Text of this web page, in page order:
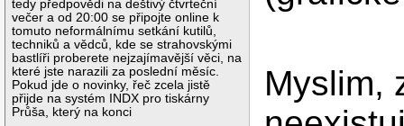
tedy předpovědi na deštivý čtvrteční
večer a od 20:00 se připojte online k
tomuto neformálnímu setkání kutilů,
techniků a vědců, kde se strahovskými
bastlíři proberete nejzajímavější věci, na
které jste narazili za poslední měsíc.
Pokud jde o novinky, řeč zcela jistě
přijde na systém INDX pro tiskárny
Průša, který na konci
Myslim,